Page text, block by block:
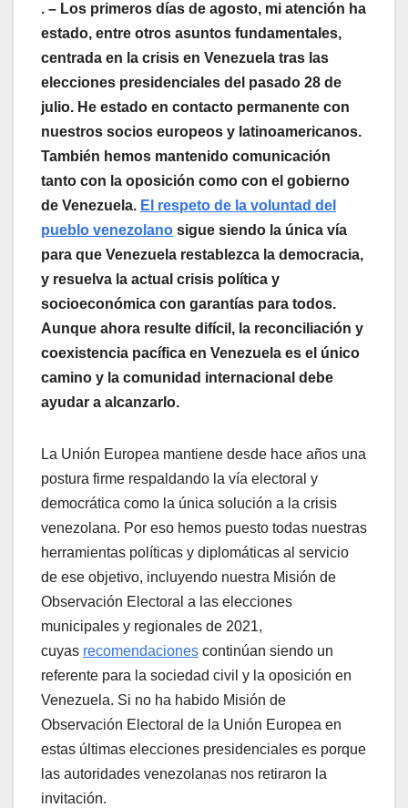
. – Los primeros días de agosto, mi atención ha
estado, entre otros asuntos fundamentales,
centrada en la crisis en Venezuela tras las
elecciones presidenciales del pasado 28 de
julio. He estado en contacto permanente con
nuestros socios europeos y latinoamericanos.
También hemos mantenido comunicación
tanto con la oposición como con el gobierno
de Venezuela. El respeto de la voluntad del
pueblo venezolano sigue siendo la única vía
para que Venezuela restablezca la democracia,
y resuelva la actual crisis política y
socioeconómica con garantías para todos.
Aunque ahora resulte difícil, la reconciliación y
coexistencia pacífica en Venezuela es el único
camino y la comunidad internacional debe
ayudar a alcanzarlo.
La Unión Europea mantiene desde hace años una
postura firme respaldando la vía electoral y
democrática como la única solución a la crisis
venezolana. Por eso hemos puesto todas nuestras
herramientas políticas y diplomáticas al servicio
de ese objetivo, incluyendo nuestra Misión de
Observación Electoral a las elecciones
municipales y regionales de 2021,
cuyas recomendaciones continúan siendo un
referente para la sociedad civil y la oposición en
Venezuela. Si no ha habido Misión de
Observación Electoral de la Unión Europea en
estas últimas elecciones presidenciales es porque
las autoridades venezolanas nos retiraron la
invitación.